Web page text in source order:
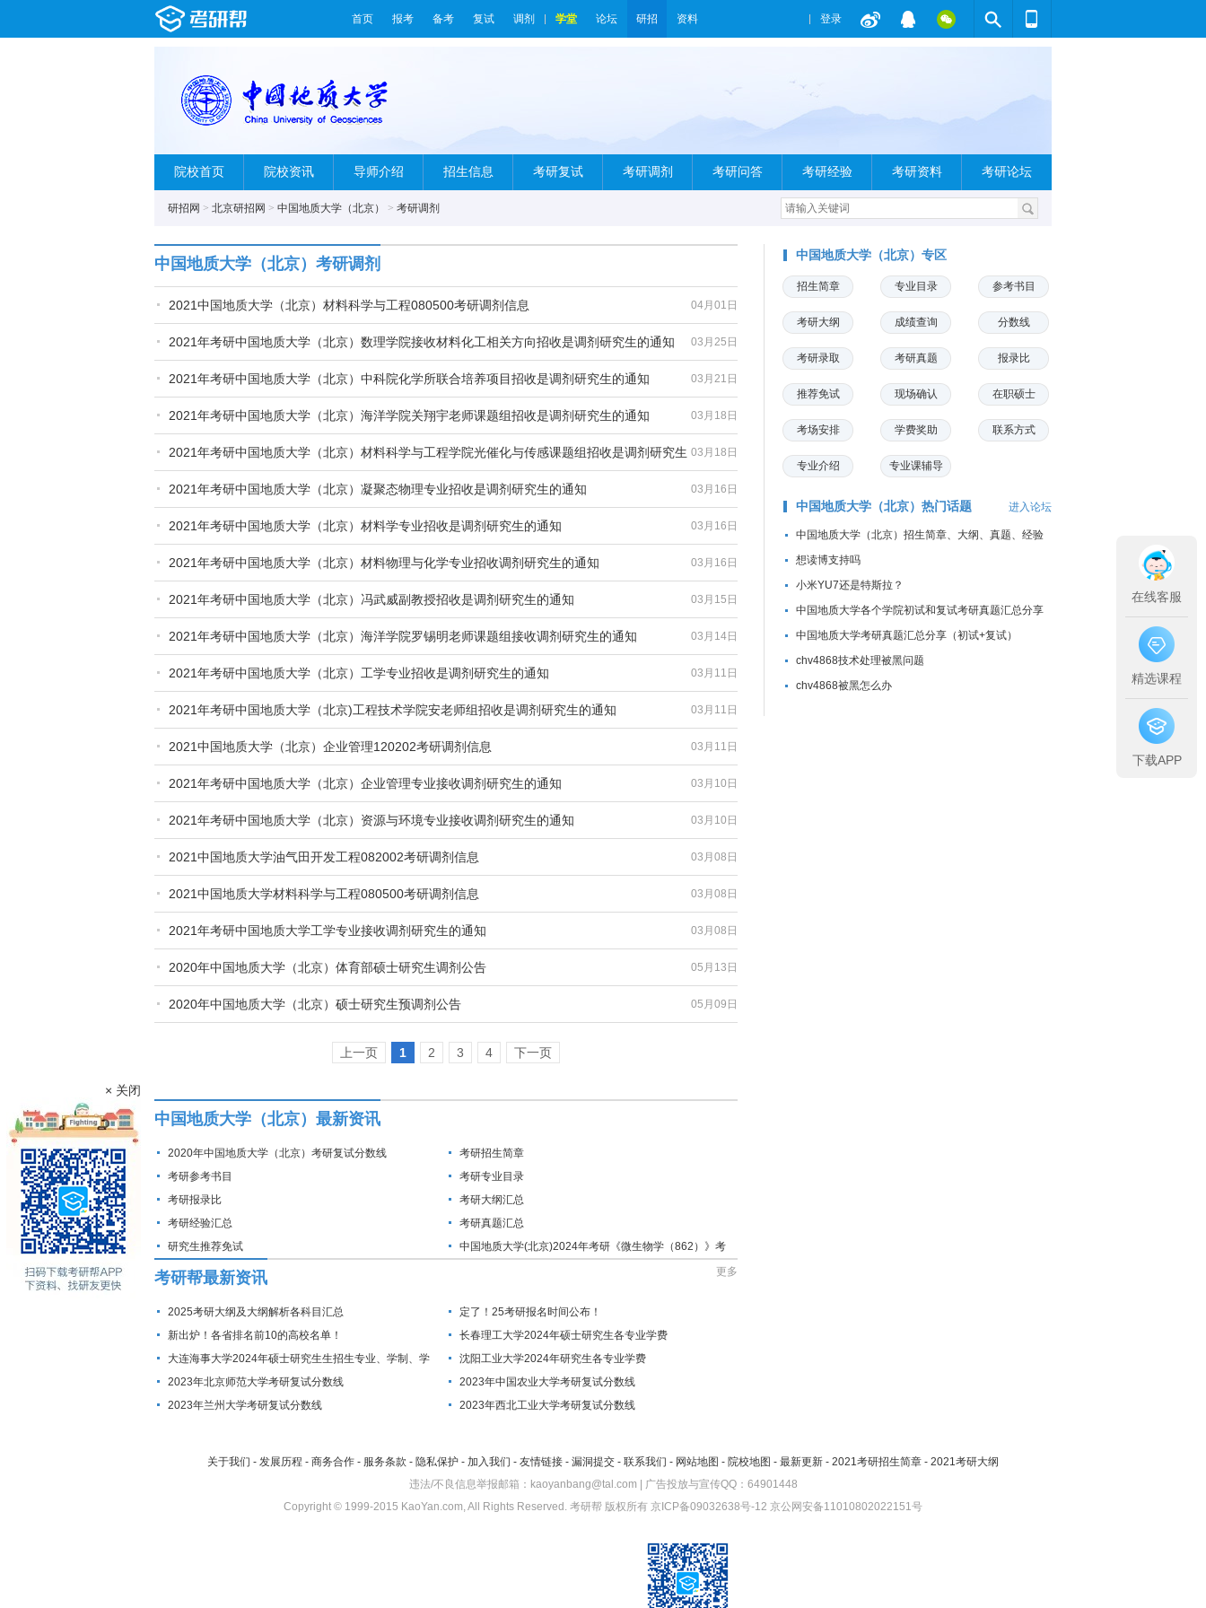
首页 报考 备考 复试 调剂 学堂 论坛 研招 资料 登录
院校首页 院校资讯 导师介绍 招生信息 考研复试 考研调剂 考研问答 考研经验 考研资料 考研论坛
研招网 > 北京研招网 > 中国地质大学（北京） > 考研调剂
中国地质大学（北京）考研调剂
04月01日
2021中国地质大学（北京）材料科学与工程080500考研调剂信息
03月25日
2021年考研中国地质大学（北京）数理学院接收材料化工相关方向招收是调剂研究生的通知
03月21日
2021年考研中国地质大学（北京）中科院化学所联合培养项目招收是调剂研究生的通知
03月18日
2021年考研中国地质大学（北京）海洋学院关翔宇老师课题组招收是调剂研究生的通知
03月18日
2021年考研中国地质大学（北京）材料科学与工程学院光催化与传感课题组招收是调剂研究生
的通知 03月16日
2021年考研中国地质大学（北京）凝聚态物理专业招收是调剂研究生的通知
03月16日
2021年考研中国地质大学（北京）材料学专业招收是调剂研究生的通知
03月16日
2021年考研中国地质大学（北京）材料物理与化学专业招收调剂研究生的通知
03月15日
2021年考研中国地质大学（北京）冯武威副教授招收是调剂研究生的通知
03月14日
2021年考研中国地质大学（北京）海洋学院罗锡明老师课题组接收调剂研究生的通知
03月11日
2021年考研中国地质大学（北京）工学专业招收是调剂研究生的通知
03月11日
2021年考研中国地质大学（北京)工程技术学院安老师组招收是调剂研究生的通知
03月11日
2021中国地质大学（北京）企业管理120202考研调剂信息
03月10日
2021年考研中国地质大学（北京）企业管理专业接收调剂研究生的通知
03月10日
2021年考研中国地质大学（北京）资源与环境专业接收调剂研究生的通知
03月08日
2021中国地质大学油气田开发工程082002考研调剂信息
03月08日
2021中国地质大学材料科学与工程080500考研调剂信息
03月08日
2021年考研中国地质大学工学专业接收调剂研究生的通知
05月13日
2020年中国地质大学（北京）体育部硕士研究生调剂公告
05月09日
2020年中国地质大学（北京）硕士研究生预调剂公告
上一页 1 2 3 4 下一页
中国地质大学（北京）最新资讯
2020年中国地质大学（北京）考研复试分数线
考研招生简章
考研参考书目
考研专业目录
考研报录比
考研大纲汇总
考研经验汇总
考研真题汇总
研究生推荐免试
中国地质大学(北京)2024年考研《微生物学（862）》考
考研帮最新资讯 更多
2025考研大纲及大纲解析各科目汇总
定了！25考研报名时间公布！
新出炉！各省排名前10的高校名单！
长春理工大学2024年硕士研究生各专业学费
大连海事大学2024年硕士研究生生招生专业、学制、学
费标准及拟招生人数
沈阳工业大学2024年研究生各专业学费
2023年北京师范大学考研复试分数线
2023年中国农业大学考研复试分数线
2023年兰州大学考研复试分数线
2023年西北工业大学考研复试分数线
中国地质大学（北京）专区
招生简章 专业目录 参考书目
考研大纲 成绩查询 分数线
考研录取 考研真题 报录比
推荐免试 现场确认 在职硕士
考场安排 学费奖助 联系方式
专业介绍 专业课辅导
中国地质大学（北京）热门话题 进入论坛
中国地质大学（北京）招生简章、大纲、真题、经验
汇总
想读博支持吗
小米YU7还是特斯拉？
中国地质大学各个学院初试和复试考研真题汇总分享
中国地质大学考研真题汇总分享（初试+复试）
chv4868技术处理被黑问题
chv4868被黑怎么办
关于我们 - 发展历程 - 商务合作 - 服务条款 - 隐私保护 - 加入我们 - 友情链接 - 漏洞提交 - 联系我们 - 网站地图 - 院校地图 - 最新更新 - 2021考研招生简章 - 2021考研大纲
违法/不良信息举报邮箱：kaoyanbang@tal.com | 广告投放与宣传QQ：64901448
Copyright © 1999-2015 KaoYan.com, All Rights Reserved. 考研帮 版权所有 京ICP备09032638号-12 京公网安备11010802022151号
× 关闭
在线客服
精选课程
下载APP